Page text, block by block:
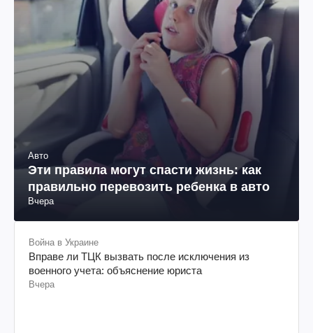
Авто
Эти правила могут спасти жизнь: как
правильно перевозить ребенка в авто
Вчера
Война в Украине
Вправе ли ТЦК вызвать после исключения из
военного учета: объяснение юриста
Вчера